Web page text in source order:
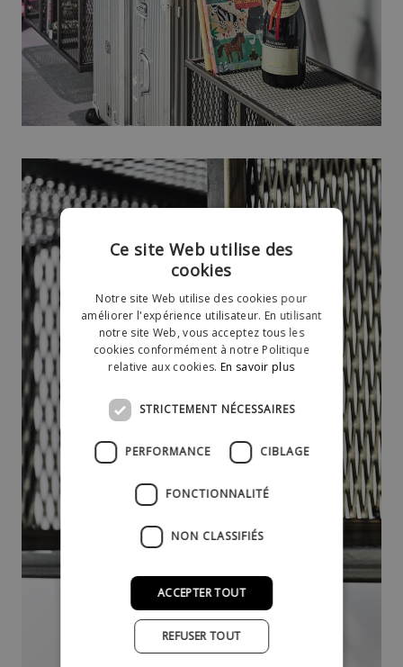
Ce site Web utilise des
cookies
Notre site Web utilise des cookies pour
améliorer l'expérience utilisateur. En utilisant
notre site Web, vous acceptez tous les
cookies conformément à notre Politique
relative aux cookies.En savoir plus
STRICTEMENT NÉCESSAIRES
PERFORMANCE CIBLAGE
FONCTIONNALITÉ
NON CLASSIFIÉS
ACCEPTER TOUT
REFUSER TOUT